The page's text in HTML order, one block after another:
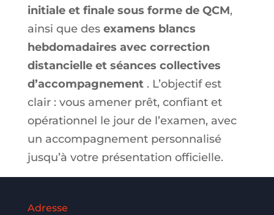
initiale et finale sous forme de QCM,
ainsi que des examens blancs
hebdomadaires avec correction
distancielle et séances collectives
d’accompagnement. L’objectif est
clair : vous amener prêt, confiant et
opérationnel le jour de l’examen, avec
un accompagnement personnalisé
jusqu’à votre présentation officielle.
Adresse